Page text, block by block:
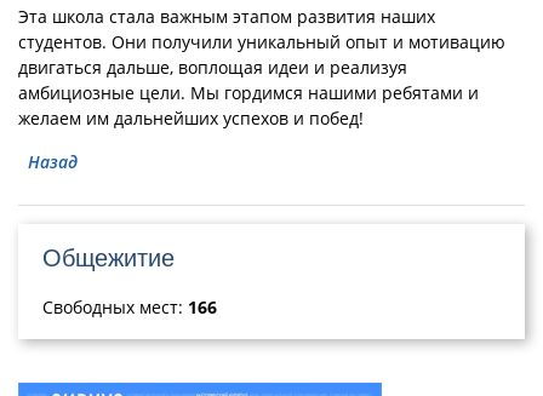
Эта школа стала важным этапом развития наших
студентов. Они получили уникальный опыт и мотивацию
двигаться дальше, воплощая идеи и реализуя
амбициозные цели. Мы гордимся нашими ребятами и
желаем им дальнейших успехов и побед!
Назад
Общежитие
Свободных мест: 166